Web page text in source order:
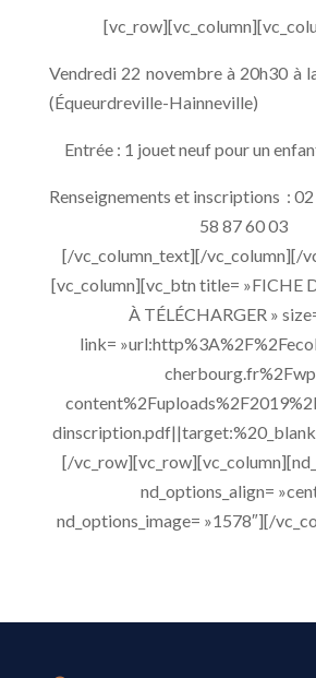
Vendredi 22 novembre à 20h30 à
(Équeurdreville-Hainneville)
Entrée : 1 jouet neuf pour un
Renseignements et inscriptions :
58 87 60 03
[/vc_column_text][/vc_column][/
[vc_column][vc_btn title= »FICHE
À TÉLÉCHARGER »
link=
[/
nd_options_align=
nd_options_image= »1578″][/